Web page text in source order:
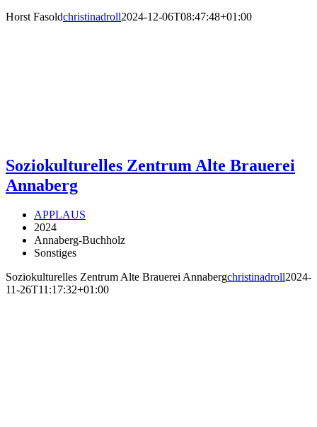
Horst Fasoldchristinadroll2024-12-06T08:47:48+01:00
Soziokulturelles Zentrum Alte Brauerei
Annaberg
APPLAUS
2024
Annaberg-Buchholz
Sonstiges
Soziokulturelles Zentrum Alte Brauerei Annabergchristinadroll2024-
11-26T11:17:32+01:00